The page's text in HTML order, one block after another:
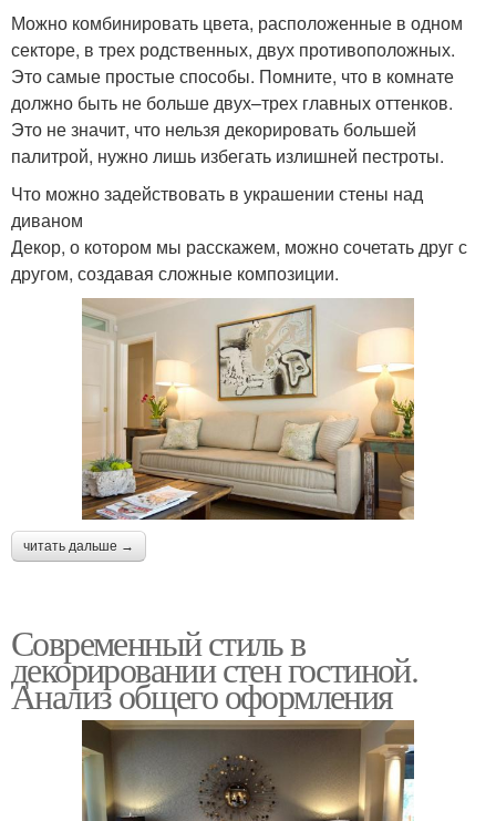
Можно комбинировать цвета, расположенные в одном
секторе, в трех родственных, двух противоположных.
Это самые простые способы. Помните, что в комнате
должно быть не больше двух–трех главных оттенков.
Это не значит, что нельзя декорировать большей
палитрой, нужно лишь избегать излишней пестроты.
Что можно задействовать в украшении стены над
диваном
Декор, о котором мы расскажем, можно сочетать друг с
другом, создавая сложные композиции.
читать дальше →
Современный стиль в
декорировании стен гостиной.
Анализ общего оформления